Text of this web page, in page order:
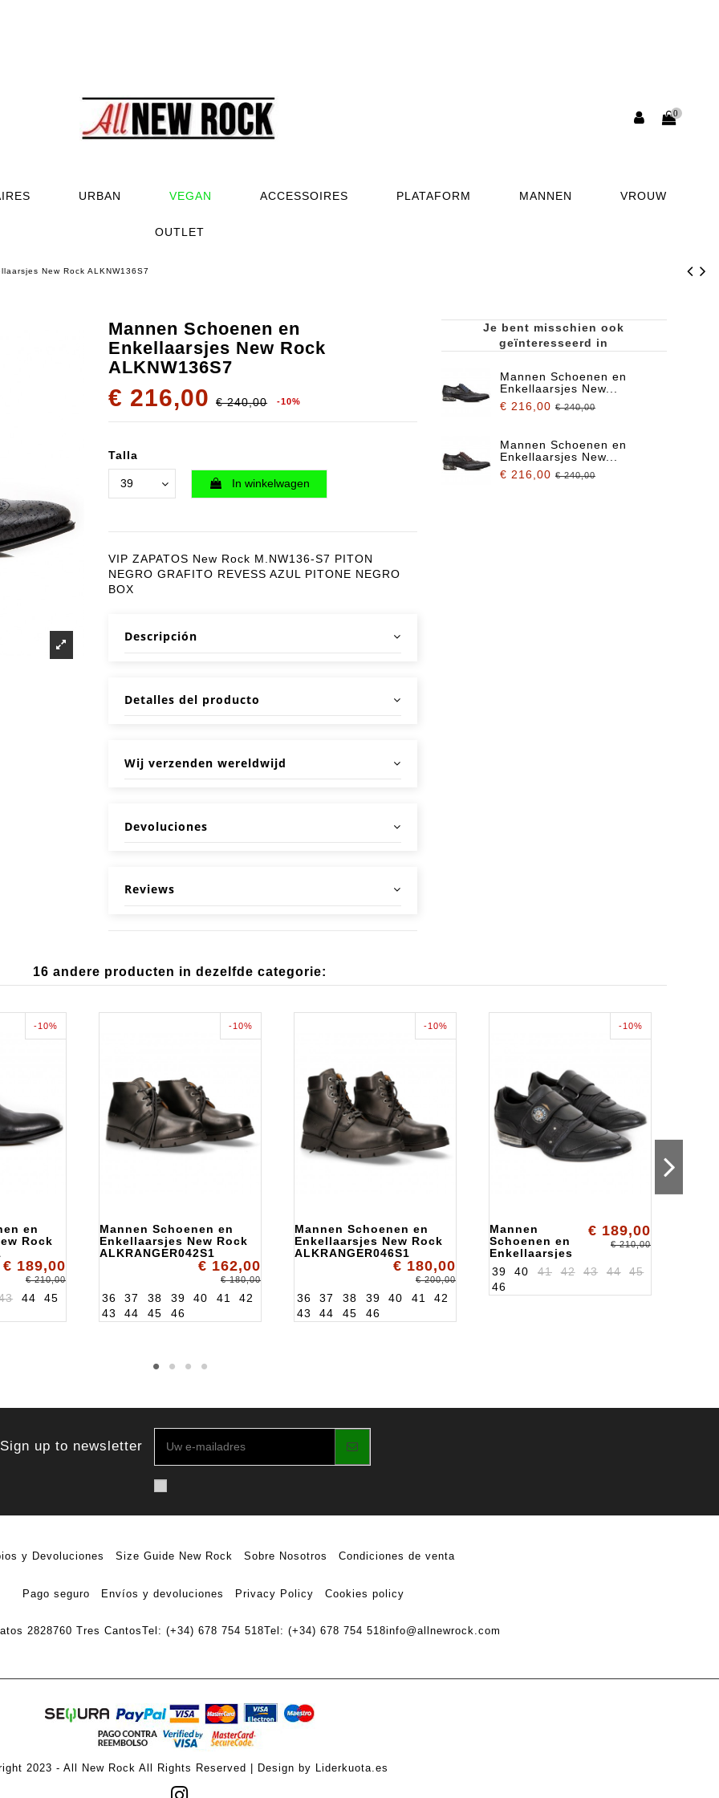
0
URBAN VEGAN ACCESSOIRES PLATAFORM MANNEN VROUW
OUTLET
New Rock ALKNW136S7
Mannen Schoenen en
Enkellaarsjes New Rock
ALKNW136S7
€ 216,00 € 240,00 -10%
Talla
In winkelwagen
VIP ZAPATOS New Rock M.NW136-S7 PITON
NEGRO GRAFITO REVESS AZUL PITONE NEGRO
BOX
Descripción
Detalles del producto
Wij verzenden wereldwijd
Devoluciones
Reviews
Je bent misschien ook
geïnteresseerd in
Mannen Schoenen en
Enkellaarsjes New...
€ 216,00 € 240,00
Mannen Schoenen en
Enkellaarsjes New...
€ 216,00 € 240,00
16 andere producten in dezelfde categorie:
-10%
en
Rock
€ 189,00
€ 210,00
44 45
-10%
Mannen Schoenen en
Enkellaarsjes New Rock
ALKRANGER042S1
€ 162,00
€ 180,00
36 37 38 39 40 41
42
43
44 45 46
-10%
Mannen Schoenen en
Enkellaarsjes New Rock
ALKRANGER046S1
€ 180,00
€ 200,00
36 37 38 39 40 41
42
43
44 45 46
-10%
Mannen
Schoenen en
Enkellaarsjes
New Rock
ALK8401S1
€ 189,00
€ 210,00
39 40 41 42 43 44
45
46
Sign up to newsletter
y Devoluciones Size Guide New Rock Sobre Nosotros Condiciones de venta
Pago seguro Envíos y devoluciones Privacy Policy Cookies policy
2828760 Tres CantosTel: (+34) 678 754 518Tel: (+34) 678 754 518info@allnewrock.com
2023 - All New Rock All Rights Reserved | Design by Liderkuota.es